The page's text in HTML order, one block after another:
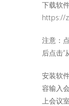
下载软
https://
注意：
后点击“
安装软
容输入
上会议